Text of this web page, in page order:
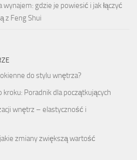
gdzie je powiesić i jak łączyć
z Feng Shui
do stylu wnętrza?
Poradnik dla początkujących
wnętrz – elastyczność i
zmiany zwiększą wartość